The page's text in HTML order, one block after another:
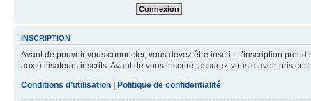
INSCRIPTION
Avant de pouvoir vous connecter, vous devez être inscrit. L’inscription
aux utilisateurs inscrits. Avant de vous inscrire, assurez-vous d’avoir pris
Conditions d’utilisation | Politique de confidentialité